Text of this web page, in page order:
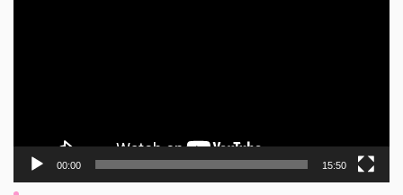
00:00 15:50